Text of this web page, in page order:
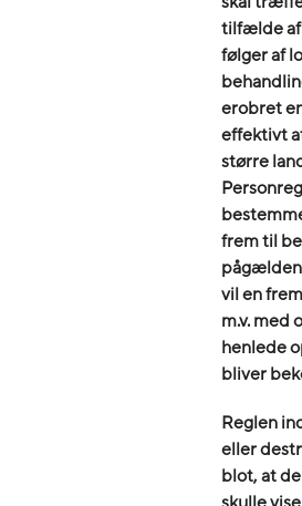
tilfælde af
følger af
erobret
effektivt
større
frem til
vil en
m.v. med
henlede
bliver
Reglen
eller
blot, at